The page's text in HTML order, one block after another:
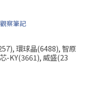
察筆記
環球晶(6488), 智原
-KY(3661), 威盛(23